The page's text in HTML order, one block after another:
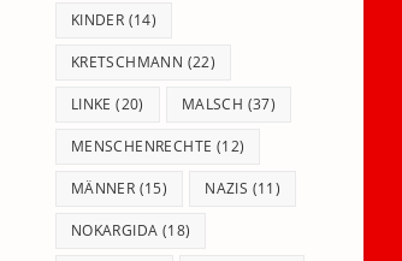
KINDER (14)
KRETSCHMANN (22)
LINKE (20) MALSCH (37)
MENSCHENRECHTE (12)
MÄNNER (15) NAZIS (11)
NOKARGIDA (18)